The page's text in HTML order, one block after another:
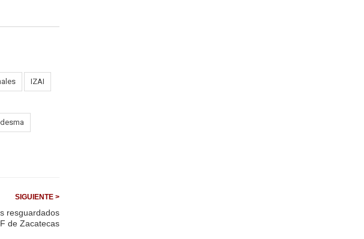
IZAI
SIGUIENTE >
resguardados
de Zacatecas